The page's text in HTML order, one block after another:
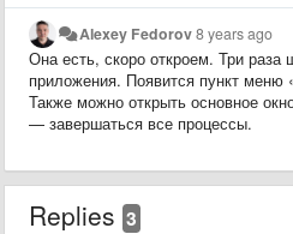
Alexey Fedorov8 years ago
Она есть, скоро откроем. Три раза
приложения. Появится пункт меню
Также можно открыть основное
— завершаться все процессы.
Replies 3